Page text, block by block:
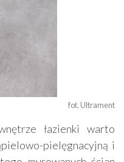
fot. Ultrament
łazienki warto
pielęgnacyjną i